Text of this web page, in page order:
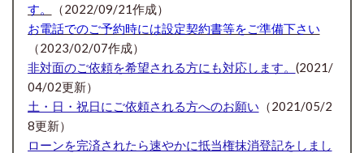
す。
（2022/09/21作成）
お電話でのご予約時には設定契約書等をご準備下さい
（2023/02/07作成）
非対面のご依頼を希望される方にも対応します。 (2021/
04/02更新）
土・日・祝日にご依頼される方へのお願い （2021/05/2
8更新）
ローンを完済されたら速やかに抵当権抹消登記をしまし